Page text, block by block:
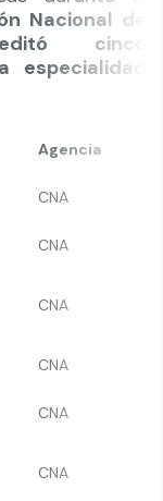
Nacional de
cinco
Agencia
CNA
CNA
CNA
CNA
CNA
CNA